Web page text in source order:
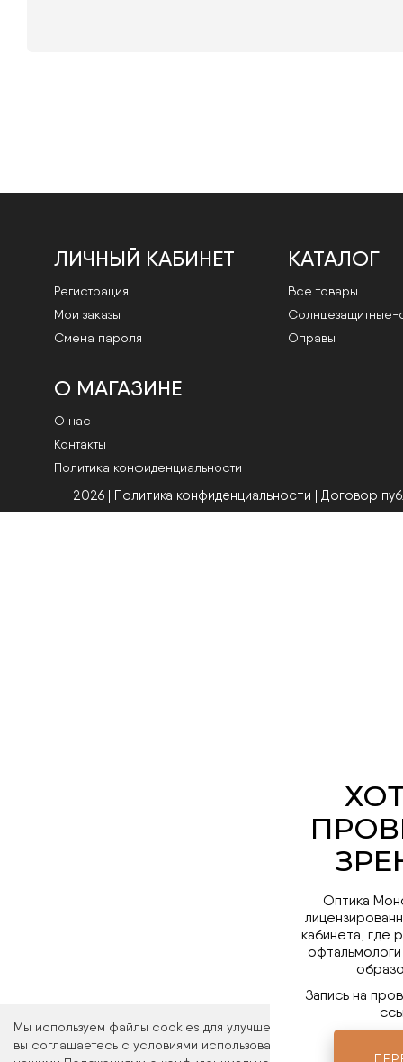
Мы используем файлы cookies для улучшения работы сайта.
вы соглашаетесь с условиями использования файлов cookies.
ЛИЧНЫЙ КАБИНЕТ
Регистрация
Мои заказы
Смена пароля
КАТАЛОГ
Все товары
Cолнцезащитные-
Оправы
О МАГАЗИНЕ
О нас
Контакты
Политика конфиденциальности
2026 | Политика конфиденциальности | Договор
Оптика
кабинета, где
Запись на